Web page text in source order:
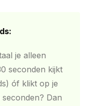
je alleen
seconden kijkt
óf klikt op je
Dan